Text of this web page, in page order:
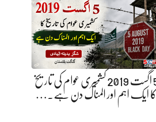
5 اگست 2019 کشمیری عوام کی تاریخ
کا ایک اہم اور المناک دن ہے.…